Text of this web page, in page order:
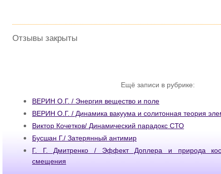
Отзывы закрыты
Ещё записи в рубрике:
ВЕРИН О.Г. / Энергия вещество и поле
ВЕРИН О.Г. / Динамика вакуума и солитонная теория
Виктор Кочетков/ Динамический парадокс СТО
Бусшан Г./ Затерянный антимир
Г. Г. Дмитренко / Эффект Доплера и природа
смещения